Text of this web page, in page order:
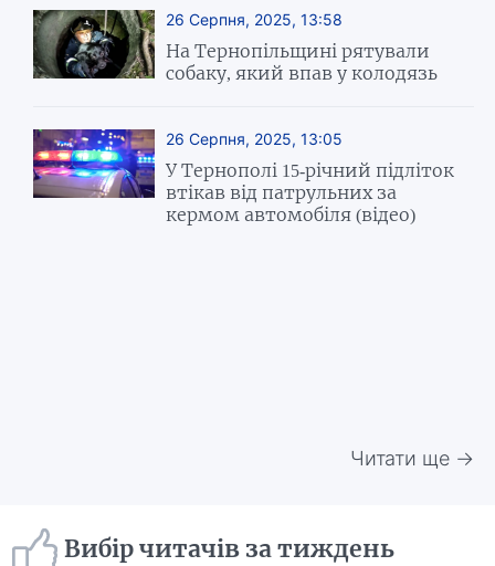
26 Серпня, 2025, 13:58
На Тернопільщині рятували
собаку, який впав у колодязь
26 Серпня, 2025, 13:05
У Тернополі 15-річний підліток
втікав від патрульних за
кермом автомобіля (відео)
Читати ще →
Вибір читачів за тиждень